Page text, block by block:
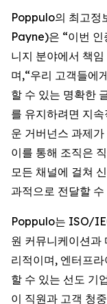
Poppulo의 최고정
Payne)은 “이번 인
니지 분야에서 책
며,“우리 고객들에
할 수 있는 명확한
를 유지하려면 지
운 거버넌스 과제
이를 통해 조직은
모든 채널에 걸쳐
과적으로 전달할
Poppulo는 ISO/
원 커뮤니케이션과
리적이며, 엔터프
할 수 있는 선도 기
이 직원과 고객 청